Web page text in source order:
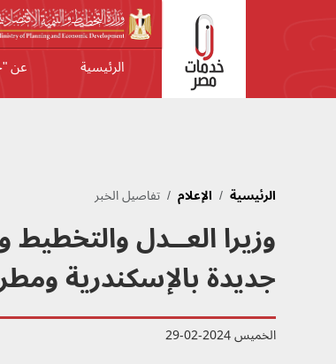
تجاوز إلى المحتوى الرئيسي
الرئيسية عن
الرئيسية الإعلام تفاصيل الخبر
وزيرا العــدل
جديدة بالإسكندرية
الخميس 2024-02-29